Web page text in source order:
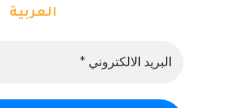
العربية